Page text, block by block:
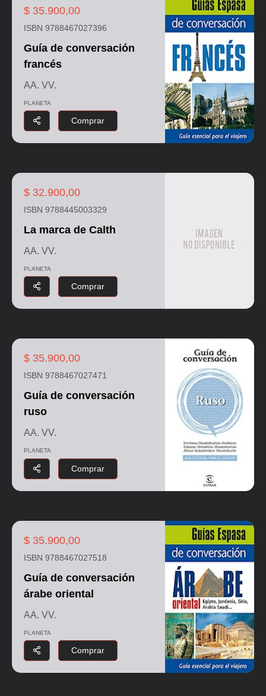
$ 35.900,00
ISBN 9788467027396
Guía de conversación
francés
AA. VV.
PLANETA
Comprar
$ 32.900,00
ISBN 9788445003329
La marca de Calth
AA. VV.
PLANETA
Comprar
$ 35.900,00
ISBN 9788467027471
Guía de conversación
ruso
AA. VV.
PLANETA
Comprar
$ 35.900,00
ISBN 9788467027518
Guía de conversación
árabe oriental
AA. VV.
PLANETA
Comprar